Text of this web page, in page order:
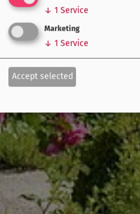
↓ 1 Service
Marketing
↓ 1 Service
Accept selected